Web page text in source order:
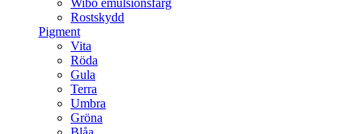
Wibo emulsionsfärg
Rostskydd
Pigment
Vita
Röda
Gula
Terra
Umbra
Gröna